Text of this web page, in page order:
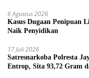
6 Agustus 2026
Kasus Dugaan Penipuan
Naik Penyidikan
17 Juli 2026
Satresnarkoba Polresta
Entrop, Sita 93,72 Gram